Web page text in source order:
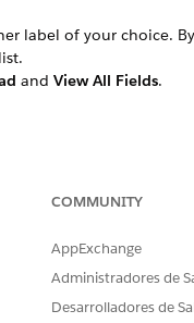
label of your choice.
and View All Fields.
COMMUNITY
AppExchange
Administradores de
Desarrolladores de